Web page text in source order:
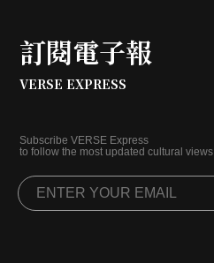
訂閱電子報
VERSE EXPRESS
Subscribe VERSE Express
to follow the most updated cultural views.